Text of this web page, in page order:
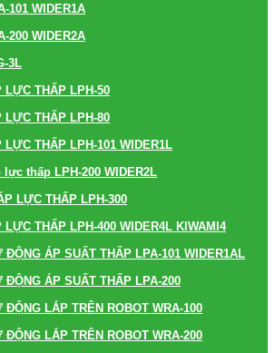
101 WIDER1A
200 WIDER2A
3L
LỰC THẤP LPH-50
LỰC THẤP LPH-80
LỰC THẤP LPH-101 WIDER1L
lực thấp LPH-200 WIDER2L
LỰC THẤP LPH-300
LỰC THẤP LPH-400 WIDER4L KIWAMI4
ĐỘNG ÁP SUẤT THẤP LPA-101 WIDER1AL
ĐỘNG ÁP SUẤT THẤP LPA-200
ĐỘNG LẮP TRÊN ROBOT WRA-100
ĐỘNG LẮP TRÊN ROBOT WRA-200